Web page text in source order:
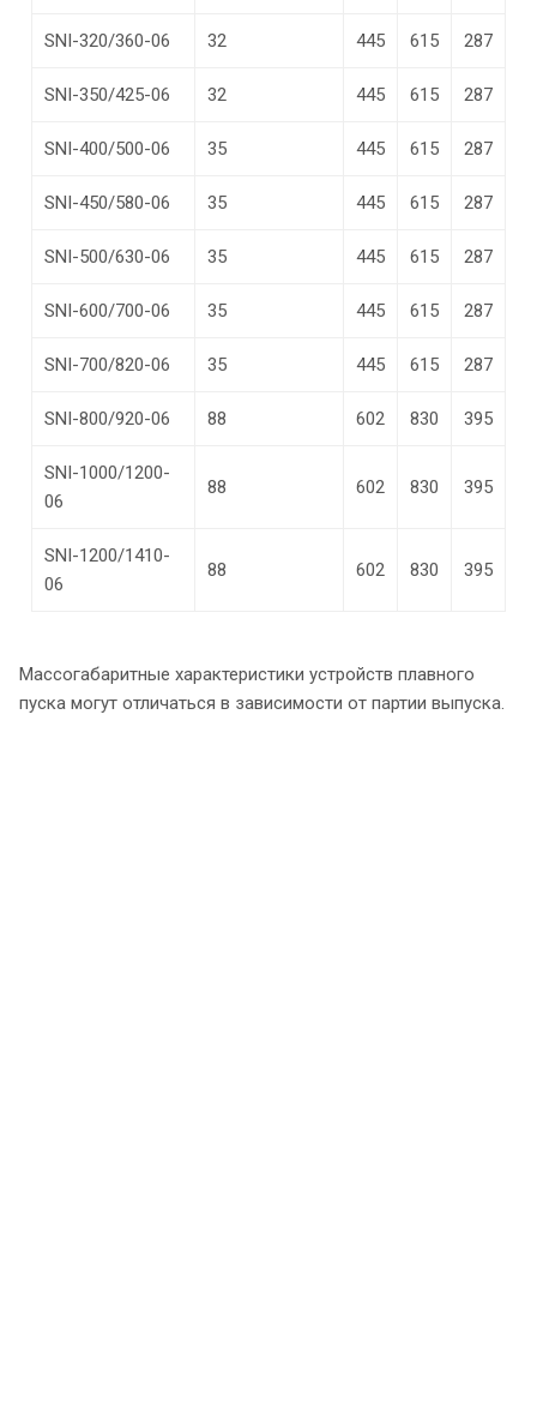
SNI-320/360-06 32 445 615 287
SNI-350/425-06 32 445 615 287
SNI-400/500-06 35 445 615 287
SNI-450/580-06 35 445 615 287
SNI-500/630-06 35 445 615 287
SNI-600/700-06 35 445 615 287
SNI-700/820-06 35 445 615 287
SNI-800/920-06 88 602 830 395
SNI-1000/1200-
06
88 602 830 395
SNI-1200/1410-
06
88 602 830 395
Массогабаритные характеристики устройств плавного
пуска могут отличаться в зависимости от партии выпуска.